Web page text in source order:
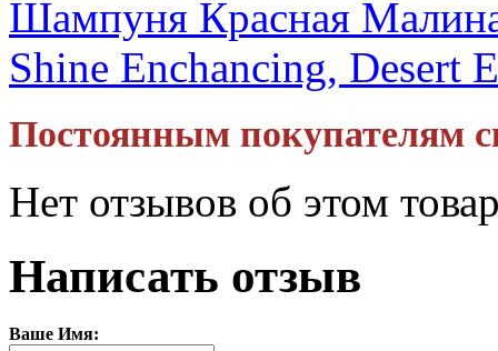
Шампуня Красная
Shine Enchancing, Desert
Постоянным покупателям
Нет отзывов об этом
Написать отзыв
Ваше Имя: